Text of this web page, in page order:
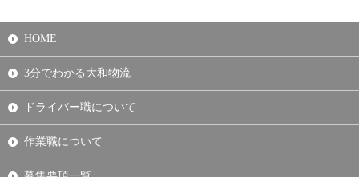
HOME
3分でわかる大和物流
ドライバー職について
作業職について